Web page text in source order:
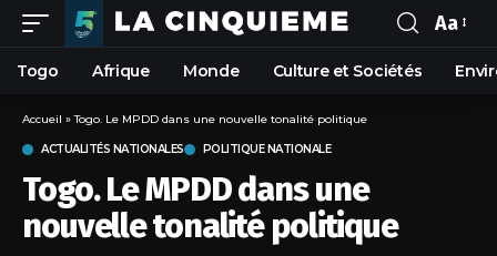
Aa
Togo Afrique Monde Culture et Sociétés
Accueil »Togo. Le MPDD dans une nouvelle tonalité politique
ACTUALITÉS NATIONALES POLITIQUE NATIONALE
Togo. Le MPDD dans une
nouvelle tonalité politique